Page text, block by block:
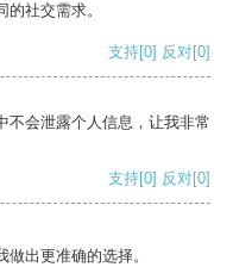
社交需求。
支持[0] 反对[0]
不会泄露个人信息，让我非常
支持[0] 反对[0]
出更准确的选择。